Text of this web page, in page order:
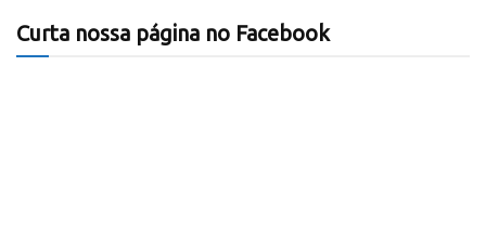
Curta nossa página no Facebook